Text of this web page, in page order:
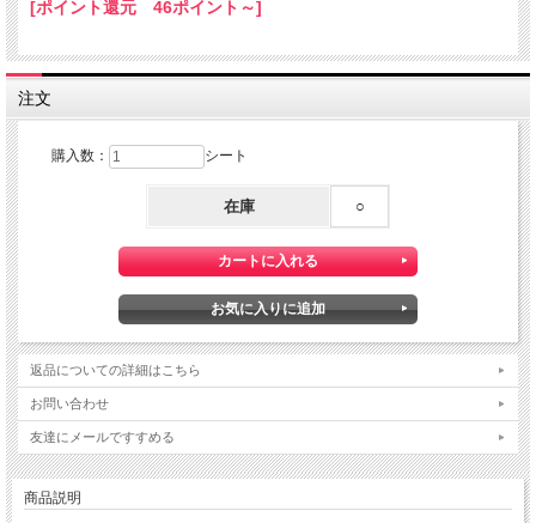
[ポイント還元 46ポイント～]
注文
購入数： シート
在庫 ○
返品についての詳細はこちら
お問い合わせ
友達にメールですすめる
商品説明